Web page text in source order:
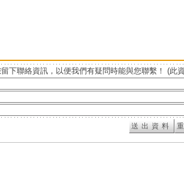
下聯絡資訊，以便我們有疑問時能與您聯繫！ (此